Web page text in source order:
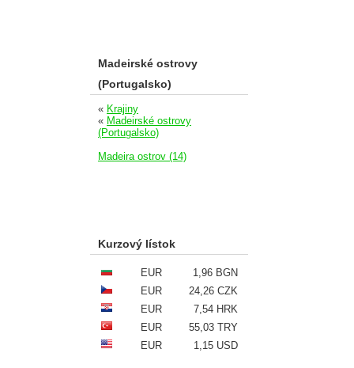
Madeirské ostrovy
(Portugalsko)
« Krajiny
« Madeirské ostrovy
(Portugalsko)
Madeira ostrov (14)
Kurzový lístok
EUR
1,96 BGN
EUR
24,26 CZK
EUR
7,54 HRK
EUR
55,03 TRY
EUR
1,15 USD